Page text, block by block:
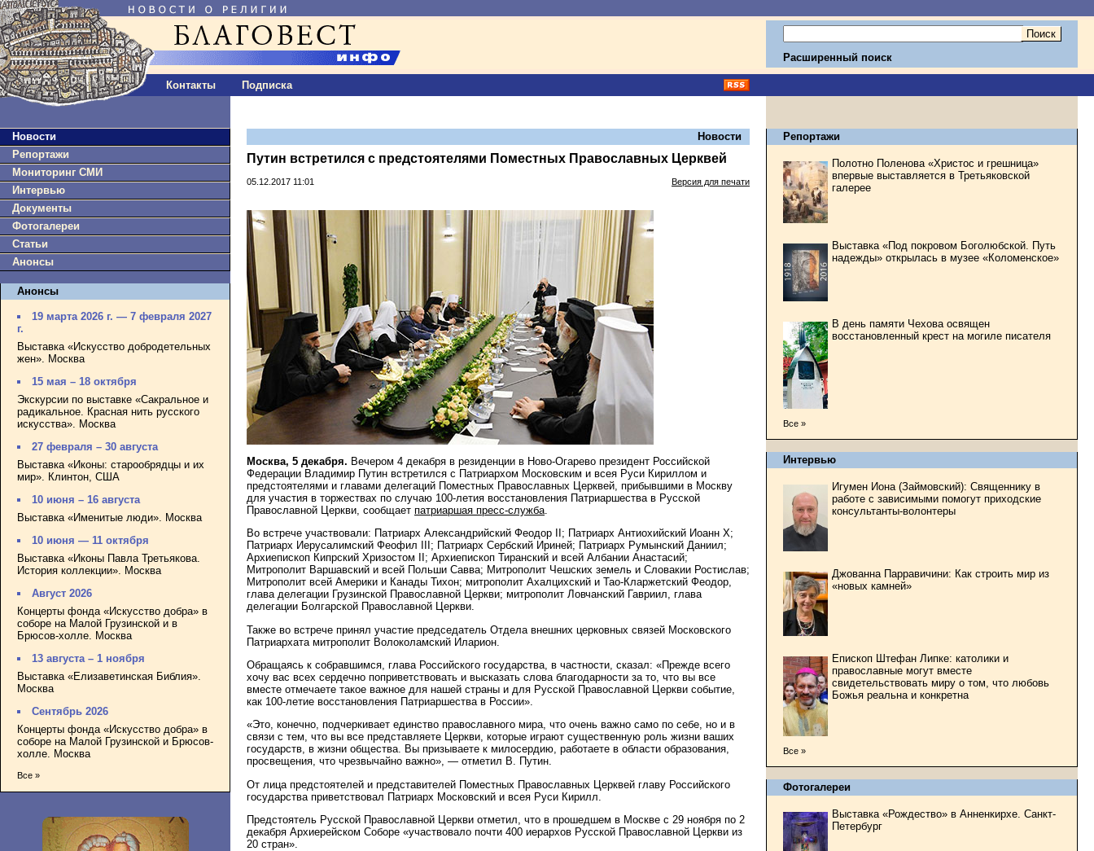
Контакты Подписка
Расширенный поиск
Новости
Репортажи
Мониторинг СМИ
Интервью
Документы
Фотогалереи
Статьи
Анонсы
Анонсы
19 марта 2026 г. — 7 февраля 2027
г.
Выставка «Искусство добродетельных
жен». Москва
15 мая – 18 октября
Экскурсии по выставке «Сакральное и
радикальное. Красная нить русского
искусства». Москва
27 февраля – 30 августа
Выставка «Иконы: старообрядцы и их
мир». Клинтон, США
10 июня – 16 августа
Выставка «Именитые люди». Москва
10 июня — 11 октября
Выставка «Иконы Павла Третьякова.
История коллекции». Москва
Август 2026
Концерты фонда «Искусство добра» в
соборе на Малой Грузинской и в
Брюсов-холле. Москва
13 августа – 1 ноября
Выставка «Елизаветинская Библия».
Москва
Сентябрь 2026
Концерты фонда «Искусство добра» в
соборе на Малой Грузинской и Брюсов-
холле. Москва
Все »
Новости
Путин встретился с предстоятелями Поместных Православных Церквей
05.12.2017 11:01 Версия для печати
Москва, 5 декабря. Вечером 4 декабря в резиденции в Ново-Огарево президент Российской
Федерации Владимир Путин встретился с Патриархом Московским и всея Руси Кириллом и
предстоятелями и главами делегаций Поместных Православных Церквей, прибывшими в Москву
для участия в торжествах по случаю 100-летия восстановления Патриаршества в Русской
Православной Церкви, сообщает патриаршая пресс-служба
Во встрече участвовали: Патриарх Александрийский Феодор II; Патриарх Антиохийский Иоанн X;
Патриарх Иерусалимский Феофил III; Патриарх Сербский Ириней; Патриарх Румынский Даниил;
Архиепископ Кипрский Хризостом II; Архиепископ Тиранский и всей Албании Анастасий;
Митрополит Варшавский и всей Польши Савва; Митрополит Чешских земель и Словакии Ростислав;
Митрополит всей Америки и Канады Тихон; митрополит Ахалцихский и Тао-Кларжетский Феодор,
глава делегации Грузинской Православной Церкви; митрополит Ловчанский Гавриил, глава
делегации Болгарской Православной Церкви.
Также во встрече принял участие председатель Отдела внешних церковных связей Московского
Патриархата митрополит Волоколамский Иларион.
Обращаясь к собравшимся, глава Российского государства, в частности, сказал: «Прежде всего
хочу вас всех сердечно поприветствовать и высказать слова благодарности за то, что вы все
вместе отмечаете такое важное для нашей страны и для Русской Православной Церкви событие,
как 100-летие восстановления Патриаршества в России».
«Это, конечно, подчеркивает единство православного мира, что очень важно само по себе, но и в
связи с тем, что вы все представляете Церкви, которые играют существенную роль жизни ваших
государств, в жизни общества. Вы призываете к милосердию, работаете в области образования,
просвещения, что чрезвычайно важно», ― отметил В. Путин.
От лица предстоятелей и представителей Поместных Православных Церквей главу Российского
государства приветствовал Патриарх Московский и всея Руси Кирилл.
Предстоятель Русской Православной Церкви отметил, что в прошедшем в Москве с 29 ноября по 2
декабря Архиерейском Соборе «участвовало почти 400 иерархов Русской Православной Церкви из
20 стран».
Репортажи
Полотно Поленова «Христос и грешница»
впервые выставляется в Третьяковской
галерее
Выставка «Под покровом Боголюбской. Путь
надежды» открылась в музее «Коломенское»
В день памяти Чехова освящен
восстановленный крест на могиле писателя
Все »
Интервью
Игумен Иона (Займовский): Священнику в
работе с зависимыми помогут приходские
консультанты-волонтеры
Джованна Парравичини: Как строить мир из
«новых камней»
Епископ Штефан Липке: католики и
православные могут вместе
свидетельствовать миру о том, что любовь
Божья реальна и конкретна
Все »
Фотогалереи
Выставка «Рождество» в Анненкирхе. Санкт-
Петербург